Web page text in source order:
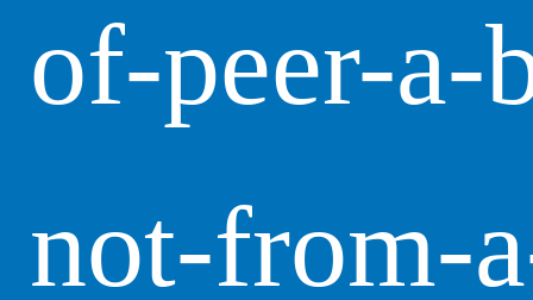
of-peer-a-
not-from-